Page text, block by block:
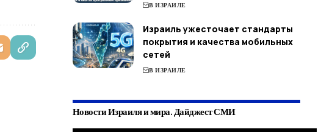
В ИЗРАИЛЕ
Израиль ужесточает стандарты
покрытия и качества мобильных
сетей
В ИЗРАИЛЕ
Новости Израиля и мира. Дайджест СМИ